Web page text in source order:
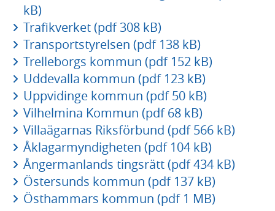
kB)
Trafikverket (pdf 308 kB)
Transportstyrelsen (pdf 138 kB)
Trelleborgs kommun (pdf 152 kB)
Uddevalla kommun (pdf 123 kB)
Uppvidinge kommun (pdf 50 kB)
Vilhelmina Kommun (pdf 68 kB)
Villaägarnas Riksförbund (pdf 566 kB)
Åklagarmyndigheten (pdf 104 kB)
Ångermanlands tingsrätt (pdf 434 kB)
Östersunds kommun (pdf 137 kB)
Östhammars kommun (pdf 1 MB)